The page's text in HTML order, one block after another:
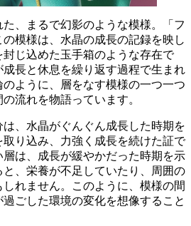
、まるで幻影のような模様。「フ
模様は、水晶の成長の記録を映し
じ込めた玉手箱のような存在で
成長と休息を繰り返す過程で生まれ
ように、層をなす模様の一つ一つ
流れを物語っています。
、水晶がぐんぐん成長した時期を
取り込み、力強く成長を続けた証で
層は、成長が緩やかだった時期を示
と、栄養が不足していたり、周囲の
れません。このように、模様の間
ごした環境の変化を想像すること